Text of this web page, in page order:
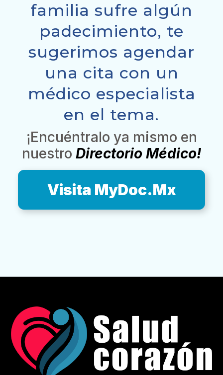
familia sufre algún
padecimiento, te
sugerimos agendar
una cita con un
médico especialista
en el tema.
¡Encuéntralo ya mismo en
nuestro Directorio Médico!
Visita MyDoc.Mx